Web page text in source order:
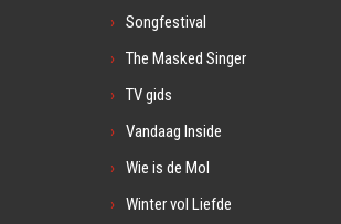
Songfestival
The Masked Singer
TV gids
Vandaag Inside
Wie is de Mol
Winter vol Liefde